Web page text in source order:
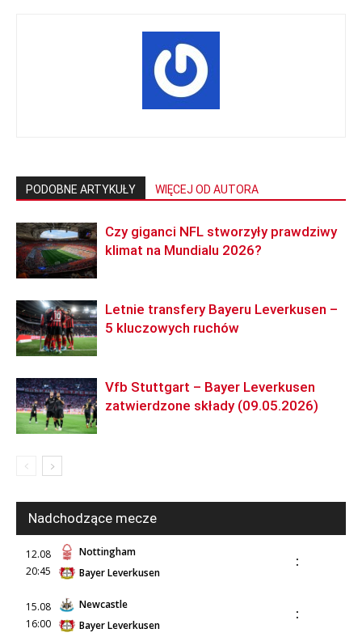
PODOBNE ARTYKUŁY WIĘCEJ OD AUTORA
Czy giganci NFL stworzyły prawdziwy
klimat na Mundialu 2026?
Letnie transfery Bayeru Leverkusen –
5 kluczowych ruchów
Vfb Stuttgart – Bayer Leverkusen
zatwierdzone składy (09.05.2026)
Nadchodzące mecze
12.08
20:45
Nottingham
Bayer Leverkusen
:
15.08
16:00
Newcastle
Bayer Leverkusen
: